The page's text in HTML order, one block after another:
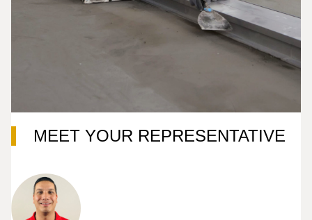
MEET YOUR REPRESENTATIVE